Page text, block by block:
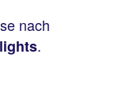
nach
.